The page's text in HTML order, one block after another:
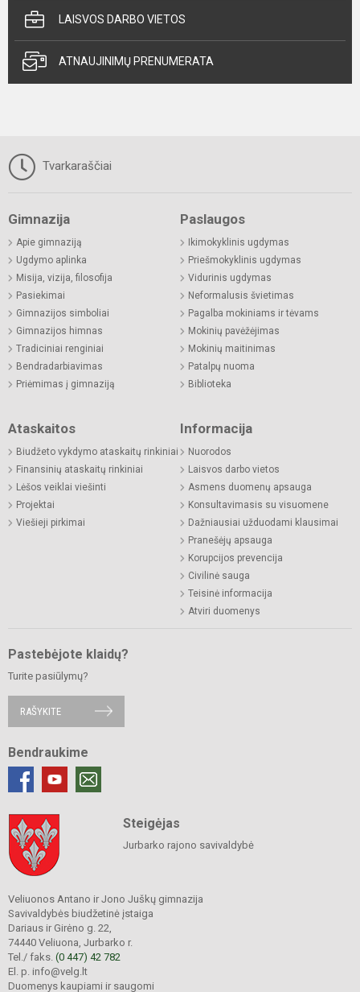
LAISVOS DARBO VIETOS
ATNAUJINIMŲ PRENUMERATA
Tvarkaraščiai
Gimnazija
Apie gimnaziją
Ugdymo aplinka
Misija, vizija, filosofija
Pasiekimai
Gimnazijos simboliai
Gimnazijos himnas
Tradiciniai renginiai
Bendradarbiavimas
Priėmimas į gimnaziją
Paslaugos
Ikimokyklinis ugdymas
Priešmokyklinis ugdymas
Vidurinis ugdymas
Neformalusis švietimas
Pagalba mokiniams ir tėvams
Mokinių pavėžėjimas
Mokinių maitinimas
Patalpų nuoma
Biblioteka
Ataskaitos
Biudžeto vykdymo ataskaitų rinkiniai
Finansinių ataskaitų rinkiniai
Lėšos veiklai viešinti
Projektai
Viešieji pirkimai
Informacija
Nuorodos
Laisvos darbo vietos
Asmens duomenų apsauga
Konsultavimasis su visuomene
Dažniausiai užduodami klausimai
Pranešėjų apsauga
Korupcijos prevencija
Civilinė sauga
Teisinė informacija
Atviri duomenys
Pastebėjote klaidų?
Turite pasiūlymų?
RAŠYKITE
Bendraukime
Steigėjas
Jurbarko rajono savivaldybė
Veliuonos Antano ir Jono Juškų gimnazija
Savivaldybės biudžetinė įstaiga
Dariaus ir Girėno g. 22,
74440 Veliuona, Jurbarko r.
Tel./ faks. (0 447) 42 782
El. p. info@velg.lt
Duomenys kaupiami ir saugomi